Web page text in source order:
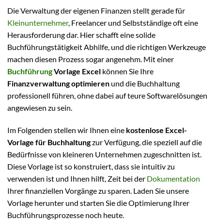
Die Verwaltung der eigenen Finanzen stellt gerade für
Kleinunternehmer, Freelancer und Selbstständige oft eine
Herausforderung dar. Hier schafft eine solide
Buchführungstätigkeit Abhilfe, und die richtigen Werkzeuge
machen diesen Prozess sogar angenehm. Mit einer
BuchführungVorlage Excel können Sie Ihre
Finanzverwaltung optimieren und die Buchhaltung
professionell führen, ohne dabei auf teure Softwarelösungen
angewiesen zu sein.
Im Folgenden stellen wir Ihnen eine kostenlose Excel-
Vorlage für Buchhaltungzur Verfügung, die speziell auf die
Bedürfnisse von kleineren Unternehmen zugeschnitten ist.
Diese Vorlage ist so konstruiert, dass sie intuitiv zu
verwenden ist und Ihnen hilft, Zeit bei der Dokumentation
Ihrer finanziellen Vorgänge zu sparen. Laden Sie unsere
Vorlage herunter und starten Sie die Optimierung Ihrer
Buchführungsprozesse noch heute.